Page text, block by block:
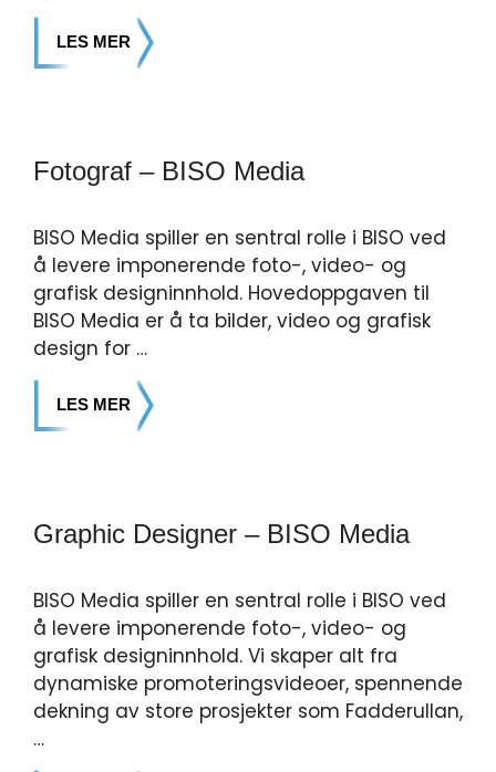
LES MER
Fotograf – BISO Media
BISO Media spiller en sentral rolle i BISO ved
å levere imponerende foto-, video- og
grafisk designinnhold. Hovedoppgaven til
BISO Media er å ta bilder, video og grafisk
design for …
LES MER
Graphic Designer – BISO Media
BISO Media spiller en sentral rolle i BISO ved
å levere imponerende foto-, video- og
grafisk designinnhold. Vi skaper alt fra
dynamiske promoteringsvideoer, spennende
dekning av store prosjekter som Fadderullan,
…